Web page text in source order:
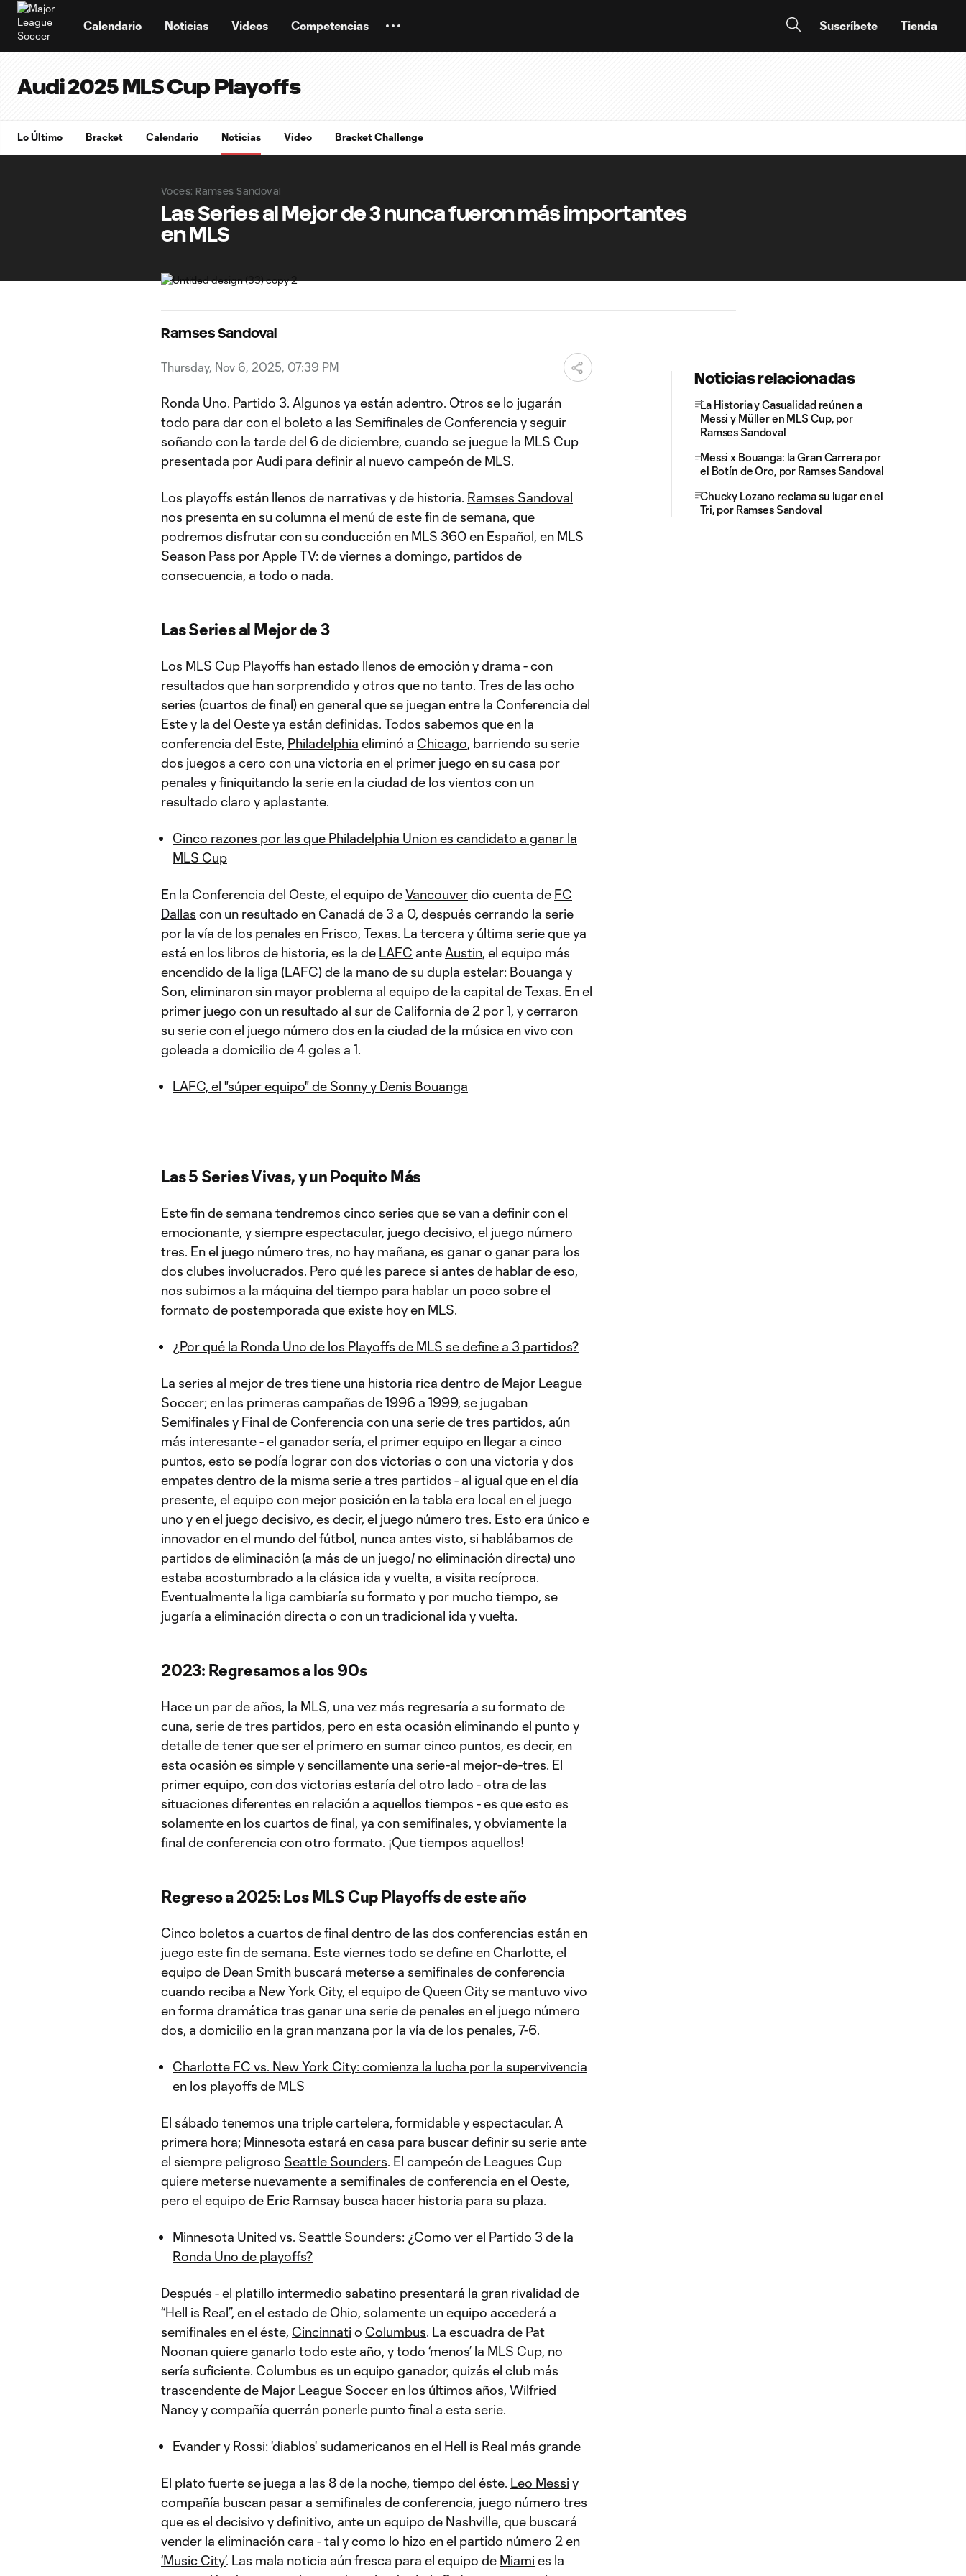
Calendario Noticias Videos Competencias Suscríbete Tienda
Audi 2025 MLS Cup Playoffs
Lo Último Bracket Calendario Noticias Video Bracket Challenge
Voces: Ramses Sandoval
Las Series al Mejor de 3 nunca fueron más importantes
en MLS
Ramses Sandoval
Thursday, Nov 6, 2025, 07:39 PM
Ronda Uno. Partido 3. Algunos ya están adentro. Otros se lo jugarán
todo para dar con el boleto a las Semifinales de Conferencia y seguir
soñando con la tarde del 6 de diciembre, cuando se juegue la MLS Cup
presentada por Audi para definir al nuevo campeón de MLS.
Los playoffs están llenos de narrativas y de historia. Ramses Sandoval
nos presenta en su columna el menú de este fin de semana, que
podremos disfrutar con su conducción en MLS 360 en Español, en MLS
Season Pass por Apple TV: de viernes a domingo, partidos de
consecuencia, a todo o nada.
Las Series al Mejor de 3
Los MLS Cup Playoffs han estado llenos de emoción y drama - con
resultados que han sorprendido y otros que no tanto. Tres de las ocho
series (cuartos de final) en general que se juegan entre la Conferencia del
Este y la del Oeste ya están definidas. Todos sabemos que en la
conferencia del Este, Philadelphia eliminó a Chicago, barriendo su serie
dos juegos a cero con una victoria en el primer juego en su casa por
penales y finiquitando la serie en la ciudad de los vientos con un
resultado claro y aplastante.
Cinco razones por las que Philadelphia Union es candidato a ganar la
MLS Cup
En la Conferencia del Oeste, el equipo deVancouverdio cuenta de FC
Dallas con un resultado en Canadá de 3 a 0, después cerrando la serie
por la vía de los penales en Frisco, Texas. La tercera y última serie que ya
está en los libros de historia, es la de LAFC ante Austin, el equipo más
encendido de la liga (LAFC) de la mano de su dupla estelar: Bouanga y
Son, eliminaron sin mayor problema al equipo de la capital de Texas. En el
primer juego con un resultado al sur de California de 2 por 1, y cerraron
su serie con el juego número dos en la ciudad de la música en vivo con
goleada a domicilio de 4 goles a 1.
LAFC, el "súper equipo" de Sonny y Denis Bouanga
Las 5 Series Vivas, y un Poquito Más
Este fin de semana tendremos cinco series que se van a definir con el
emocionante, y siempre espectacular, juego decisivo, el juego número
tres. En el juego número tres, no hay mañana, es ganar o ganar para los
dos clubes involucrados. Pero qué les parece si antes de hablar de eso,
nos subimos a la máquina del tiempo para hablar un poco sobre el
formato de postemporada que existe hoy en MLS.
¿Por qué la Ronda Uno de los Playoffs de MLS se define a 3 partidos?
La series al mejor de tres tiene una historia rica dentro de Major League
Soccer; en las primeras campañas de 1996 a 1999, se jugaban
Semifinales y Final de Conferencia con una serie de tres partidos, aún
más interesante - el ganador sería, el primer equipo en llegar a cinco
puntos, esto se podía lograr con dos victorias o con una victoria y dos
empates dentro de la misma serie a tres partidos - al igual que en el día
presente, el equipo con mejor posición en la tabla era local en el juego
uno y en el juego decisivo, es decir, el juego número tres. Esto era único e
innovador en el mundo del fútbol, nunca antes visto, si hablábamos de
partidos de eliminación (a más de un juego/ no eliminación directa) uno
estaba acostumbrado a la clásica ida y vuelta, a visita recíproca.
Eventualmente la liga cambiaría su formato y por mucho tiempo, se
jugaría a eliminación directa o con un tradicional ida y vuelta.
2023: Regresamos a los 90s
Hace un par de años, la MLS, una vez más regresaría a su formato de
cuna, serie de tres partidos, pero en esta ocasión eliminando el punto y
detalle de tener que ser el primero en sumar cinco puntos, es decir, en
esta ocasión es simple y sencillamente una serie-al mejor-de-tres. El
primer equipo, con dos victorias estaría del otro lado - otra de las
situaciones diferentes en relación a aquellos tiempos - es que esto es
solamente en los cuartos de final, ya con semifinales, y obviamente la
final de conferencia con otro formato. ¡Que tiempos aquellos!
Regreso a 2025: Los MLS Cup Playoffs de este año
Cinco boletos a cuartos de final dentro de las dos conferencias están en
juego este fin de semana. Este viernes todo se define en Charlotte, el
equipo de Dean Smith buscará meterse a semifinales de conferencia
cuando reciba a New York City, el equipo de Queen City se mantuvo vivo
en forma dramática tras ganar una serie de penales en el juego número
dos, a domicilio en la gran manzana por la vía de los penales, 7-6.
Charlotte FC vs. New York City: comienza la lucha por la supervivencia
en los playoffs de MLS
El sábado tenemos una triple cartelera, formidable y espectacular. A
primera hora; Minnesota estará en casa para buscar definir su serie ante
el siempre peligroso Seattle Sounders. El campeón de Leagues Cup
quiere meterse nuevamente a semifinales de conferencia en el Oeste,
pero el equipo de Eric Ramsay busca hacer historia para su plaza.
Minnesota United vs. Seattle Sounders: ¿Como ver el Partido 3 de la
Ronda Uno de playoffs?
Después - el platillo intermedio sabatino presentará la gran rivalidad de
“Hell is Real”, en el estado de Ohio, solamente un equipo accederá a
semifinales en el éste, Cincinnati o Columbus. La escuadra de Pat
Noonan quiere ganarlo todo este año, y todo ‘menos’ la MLS Cup, no
sería suficiente. Columbus es un equipo ganador, quizás el club más
trascendente de Major League Soccer en los últimos años, Wilfried
Nancy y compañía querrán ponerle punto final a esta serie.
Evander y Rossi: 'diablos' sudamericanos en el Hell is Real más grande
El plato fuerte se juega a las 8 de la noche, tiempo del éste. Leo Messi y
compañía buscan pasar a semifinales de conferencia, juego número tres
que es el decisivo y definitivo, ante un equipo de Nashville, que buscará
vender la eliminación cara - tal y como lo hizo en el partido número 2 en
‘Music City’. Las mala noticia aún fresca para el equipo de Miami es la
Noticias relacionadas
La Historia y Casualidad reúnen a
Messi y Müller en MLS Cup, por
Ramses Sandoval
Messi x Bouanga: la Gran Carrera por
el Botín de Oro, por Ramses Sandoval
Chucky Lozano reclama su lugar en el
Tri, por Ramses Sandoval